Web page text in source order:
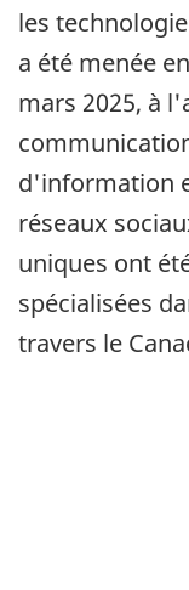
les
a été menée
mars 2025, à
d'information
réseaux
uniques ont
spécialisées
travers le